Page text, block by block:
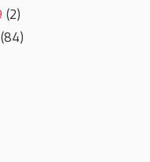
(2)
(84)